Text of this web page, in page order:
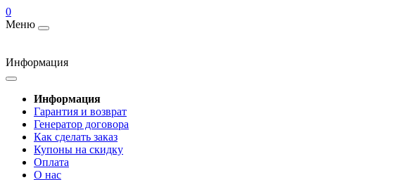
0
Меню
Информация
Информация
Гарантия и возврат
Генератор договора
Как сделать заказ
Купоны на скидку
Оплата
О нас